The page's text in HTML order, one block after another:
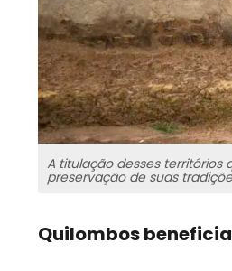
A titulação desses
preservação de suas
Quilombos